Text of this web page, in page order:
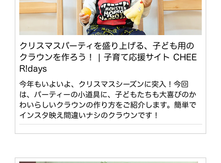
クリスマスパーティを盛り上げる、子ども用の
クラウンを作ろう！ | 子育て応援サイト CHEE
R!days
今年もいよいよ、クリスマスシーズンに突入！今回
は、パーティーの小道具に、子どもたちも大喜びのか
わいらしいクラウンの作り方をご紹介します。簡単で
インスタ映え間違いナシのクラウンです！